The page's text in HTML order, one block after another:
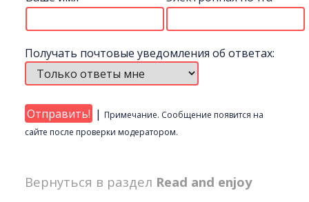
Получать почтовые уведомления об ответах:
| Примечание. Сообщение появится на
сайте после проверки модератором.
Вернуться в раздел Read and enjoy